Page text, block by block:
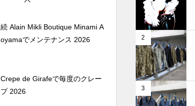
続 Alain Mikli Boutique Minami A
oyamaでメンテナンス 2026
Crepe de Girafeで毎度のクレー
プ 2026
2
3